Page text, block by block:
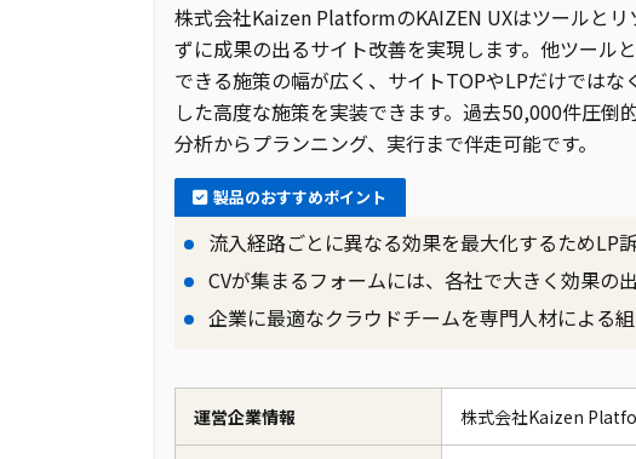
株式会社Kaizen PlatformのKAIZEN UXはツールと
ずに成果の出るサイト改善を実現します。他ツール
できる施策の幅が広く、サイトTOPやLPだけでは
した高度な施策を実装できます。過去50,000件圧
分析からプランニング、実行まで伴走可能です。
製品のおすすめポイント
流入経路ごとに異なる効果を最大化するためLP
CVが集まるフォームには、各社で大きく効果の
企業に最適なクラウドチームを専門人材による
運営企業情報 株式会社Kaizen